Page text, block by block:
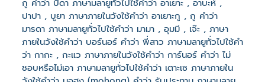
กู คำว่า บิดา ภาษามลายูทั่วไปใช้คำว่า อาเยาะ , อาบะห์ ,
ปาปา , บูยา ภาษาภายในวังใช้คำว่า อาเยาะกู , กู คำว่า
มารดา ภาษามลายูทั่วไปใช้คำว่า มามา , อุมมี , เจ๊ะ , ภาษา
ภายในวังใช้คำว่า บอร์นอร์ คำว่า พี่สาว ภาษามลายูทั่วไปใช้คำ
ว่า กากะ , กะแว ภาษาภายในวังใช้คำว่า การ์นอร์ คำว่า ไม่
ชอบหรือไม่เอา ภาษามลายูทั่วไปใช้คำว่า เตาะเซ ภาษาภายใน